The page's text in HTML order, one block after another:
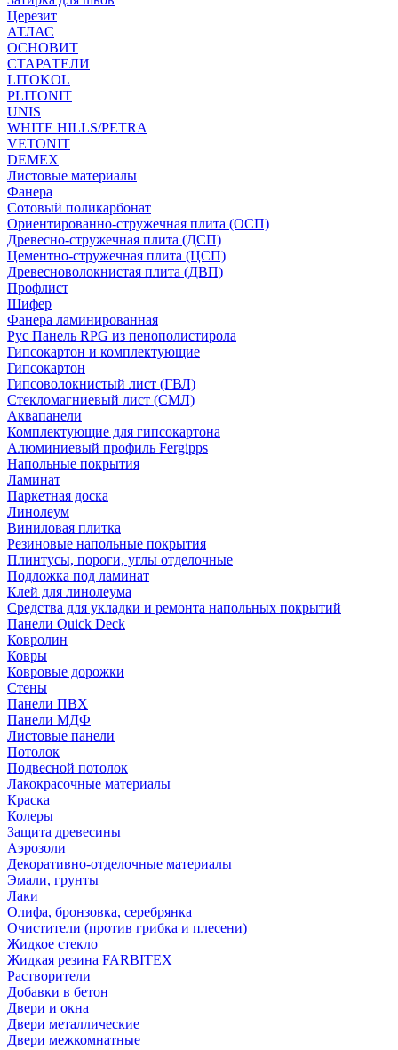
Церезит
АТЛАС
ОСНОВИТ
СТАРАТЕЛИ
LITOKOL
PLITONIT
UNIS
WHITE HILLS/PETRA
VETONIT
DEMEX
Листовые материалы
Фанера
Сотовый поликарбонат
Ориентированно-стружечная плита (ОСП)
Древесно-стружечная плита (ДСП)
Цементно-стружечная плита (ЦСП)
Древесноволокнистая плита (ДВП)
Профлист
Шифер
Фанера ламинированная
Рус Панель RPG из пенополистирола
Гипсокартон и комплектующие
Гипсокартон
Гипсоволокнистый лист (ГВЛ)
Стекломагниевый лист (СМЛ)
Аквапанели
Комплектующие для гипсокартона
Алюминиевый профиль Fergipps
Напольные покрытия
Ламинат
Паркетная доска
Линолеум
Виниловая плитка
Резиновые напольные покрытия
Плинтусы, пороги, углы отделочные
Подложка под ламинат
Клей для линолеума
Средства для укладки и ремонта напольных покрытий
Панели Quick Deck
Ковролин
Ковры
Ковровые дорожки
Стены
Панели ПВХ
Панели МДФ
Листовые панели
Потолок
Подвесной потолок
Лакокрасочные материалы
Краска
Колеры
Защита древесины
Аэрозоли
Декоративно-отделочные материалы
Эмали, грунты
Лаки
Олифа, бронзовка, серебрянка
Очистители (против грибка и плесени)
Жидкое стекло
Жидкая резина FARBITEX
Растворители
Добавки в бетон
Двери и окна
Двери металлические
Двери межкомнатные